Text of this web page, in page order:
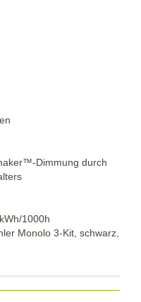
Dimmung durch
1000h
Monolo 3-Kit, schwarz,